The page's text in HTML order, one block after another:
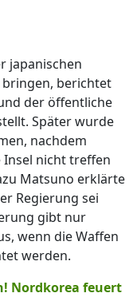
japanischen
bringen, berichtet
der öffentliche
Später wurde
nachdem
Insel nicht treffen
Matsuno erklärte
Regierung sei
gibt nur
wenn die Waffen
werden.
Nordkorea feuert